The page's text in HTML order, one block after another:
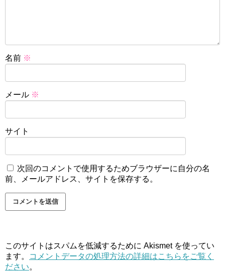
名前 ※
メール ※
サイト
次回のコメントで使用するためブラウザーに自分の名
前、メールアドレス、サイトを保存する。
このサイトはスパムを低減するために Akismet を使ってい
ます。
コメントデータの処理方法の詳細はこちらをご覧く
ださい。